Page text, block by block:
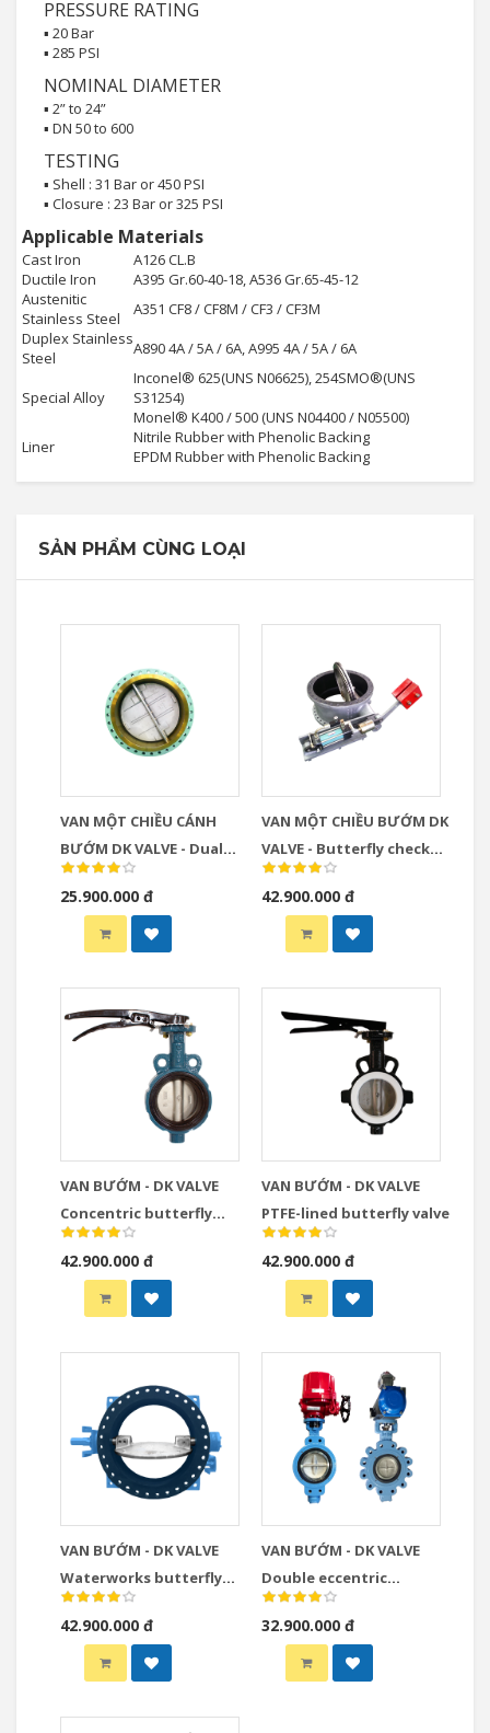
PRESSURE RATING
▪ 20 Bar
▪ 285 PSI
NOMINAL DIAMETER
▪ 2” to 24”
▪ DN 50 to 600
TESTING
▪ Shell : 31 Bar or 450 PSI
▪ Closure : 23 Bar or 325 PSI
Applicable Materials
Cast Iron
A126 CL.B
Ductile Iron
A395 Gr.60-40-18, A536 Gr.65-45-12
Austenitic
Stainless Steel
A351 CF8 / CF8M / CF3 / CF3M
Duplex Stainless
Steel
A890 4A / 5A / 6A, A995 4A / 5A / 6A
Special Alloy
Inconel® 625(UNS N06625), 254SMO®(UNS
S31254)
Monel® K400 / 500 (UNS N04400 / N05500)
Liner
Nitrile Rubber with Phenolic Backing
EPDM Rubber with Phenolic Backing
SẢN PHẨM CÙNG LOẠI
VAN MỘT CHIỀU CÁNH
BƯỚM DK VALVE - Dual
plate check valve
25.900.000 đ
VAN MỘT CHIỀU BƯỚM DK
VALVE - Butterfly check
valve
42.900.000 đ
VAN BƯỚM - DK VALVE
Concentric butterfly
valve
42.900.000 đ
VAN BƯỚM - DK VALVE
PTFE-lined butterfly valve
42.900.000 đ
VAN BƯỚM - DK VALVE
Waterworks butterfly
valve
42.900.000 đ
VAN BƯỚM - DK VALVE
Double eccentric
butterfly valve
32.900.000 đ